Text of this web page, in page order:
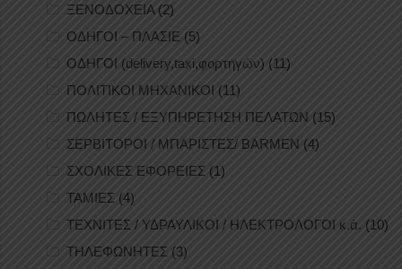
ΞΕΝΟΔΟΧΕΙΑ(2)
ΟΔΗΓΟΙ – ΠΛΑΣΙΕ (5)
ΟΔΗΓΟΙ (delivery,taxi,φορτηγών) (11)
ΠΟΛΙΤΙΚΟΙ ΜΗΧΑΝΙΚΟΙ (11)
ΠΩΛΗΤΕΣ / ΕΞΥΠΗΡΕΤΗΣΗ ΠΕΛΑΤΩΝ (15)
ΣΕΡΒΙΤΟΡΟΙ / ΜΠΑΡΙΣΤΕΣ/ BARMEN (4)
ΣΧΟΛΙΚΕΣ ΕΦΟΡΕΙΕΣ (1)
ΤΑΜΙΕΣ (4)
ΤΕΧΝΙΤΕΣ / ΥΔΡΑΥΛΙΚΟΙ / ΗΛΕΚΤΡΟΛΟΓΟΙ κ.ά. (10)
ΤΗΛΕΦΩΝΗΤΕΣ (3)